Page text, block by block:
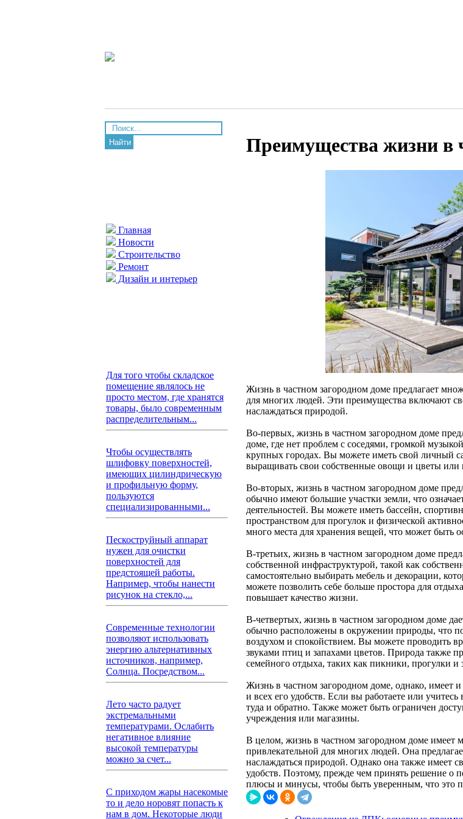
Найти
Главная
Новости
Строительство
Ремонт
Дизайн и интерьер
Для того чтобы складское
помещение являлось не
просто местом, где хранятся
товары, было современным
распределительным...
Чтобы осуществлять
шлифовку поверхностей,
имеющих цилиндрическую
и профильную форму,
пользуются
специализированными...
Пескоструйный аппарат
нужен для очистки
поверхностей для
предстоящей работы.
Например, чтобы нанести
рисунок на стекло,...
Современные технологии
позволяют использовать
энергию альтернативных
источников, например,
Солнца. Посредством...
Лето часто радует
экстремальными
температурами. Ослабить
негативное влияние
высокой температуры
можно за счет...
С приходом жары насекомые
то и дело норовят попасть к
нам в дом. Некоторые люди
Преимущества жизни в
Жизнь в частном загородном доме предлагает
для многих людей. Эти преимущества включают
наслаждаться природой.
Во-первых, жизнь в частном загородном доме
доме, где нет проблем с соседями, громкой
крупных городах. Вы можете иметь свой личный
выращивать свои собственные овощи и цветы или
Во-вторых, жизнь в частном загородном доме
обычно имеют большие участки земли, что
деятельностей. Вы можете иметь бассейн,
пространством для прогулок и физической
много места для хранения вещей, что может быть
В-третьих, жизнь в частном загородном доме
собственной инфраструктурой, такой как
самостоятельно выбирать мебель и декорации,
можете позволить себе больше простора для
повышает качество жизни.
В-четвертых, жизнь в частном загородном доме
обычно расположены в окружении природы, что
воздухом и спокойствием. Вы можете проводить
звуками птиц и запахами цветов. Природа также
семейного отдыха, таких как пикники, прогулки и
Жизнь в частном загородном доме, однако, имеет
и всех его удобств. Если вы работаете или
туда и обратно. Также может быть ограничен
учреждения или магазины.
В целом, жизнь в частном загородном доме имеет
привлекательной для многих людей. Она
наслаждаться природой. Однако она также имеет
удобств. Поэтому, прежде чем принять решение о
плюсы и минусы, чтобы быть уверенным, что это